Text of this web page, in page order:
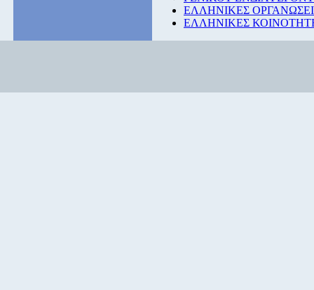
ΕΛΛΗΝΙΚΕΣ
ΕΛΛΗΝΙΚΕΣ